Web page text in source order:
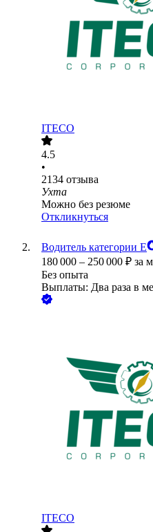
ITECO
4.5
•
2134 отзыва
Ухта
Можно без резюме
Откликнуться
Водитель категории Е
180 000 – 250 000 ₽ за
Без опыта
Выплаты: Два раза в
ITECO